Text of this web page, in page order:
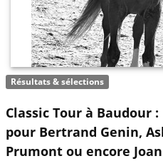
Résultats & sélections
Classic Tour à Baudour
pour Bertrand Genin,
Prumont ou encore